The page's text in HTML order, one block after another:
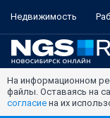
Недвижимость
На информационном
файлы. Оставаясь на
согласие на их